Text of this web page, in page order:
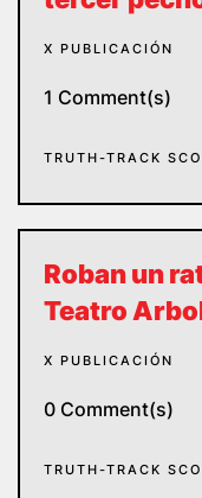
X PUBLICACIÓN
1 Comment(s)
TRUTH-TRACK
Roban un
Teatro
X PUBLICACIÓN
0 Comment(s)
TRUTH-TRACK